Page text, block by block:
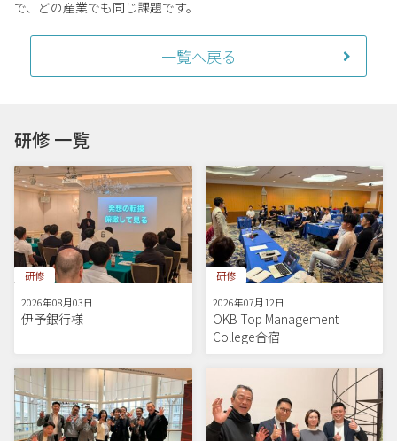
で、どの産業でも同じ課題です。
一覧へ戻る
研修 一覧
研修
2026年08月03日
伊予銀行様
研修
2026年07月12日
OKB Top Management
College合宿